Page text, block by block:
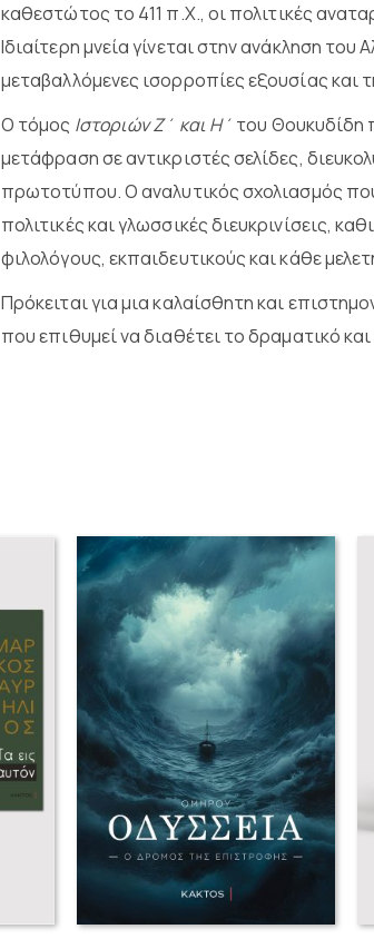
καθεστώτος το 411 π.Χ., οι πολιτικές
Ιδιαίτερη μνεία γίνεται στην ανάκληση του
μεταβαλλόμενες ισορροπίες εξουσίας και
Ο τόμος Ιστοριών Ζ΄ και Η΄ του Θουκυδίδη
μετάφραση σε αντικριστές σελίδες,
πρωτοτύπου. Ο αναλυτικός σχολιασμός
πολιτικές και γλωσσικές διευκρινίσεις,
φιλολόγους, εκπαιδευτικούς και κάθε
Πρόκειται για μια καλαίσθητη και
που επιθυμεί να διαθέτει το δραματικό